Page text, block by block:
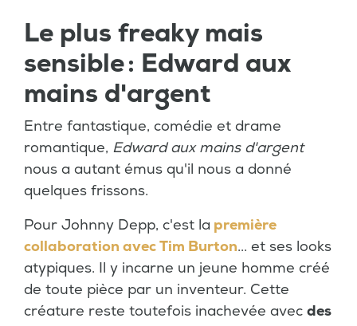
Le plus freaky mais
sensible : Edward aux
mains d'argent
Entre fantastique, comédie et drame
romantique, Edward aux mains d'argent
nous a autant émus qu'il nous a donné
quelques frissons.
Pour Johnny Depp, c'est la première
collaboration avec Tim Burton... et ses looks
atypiques. Il y incarne un jeune homme créé
de toute pièce par un inventeur. Cette
créature reste toutefois inachevée avec des